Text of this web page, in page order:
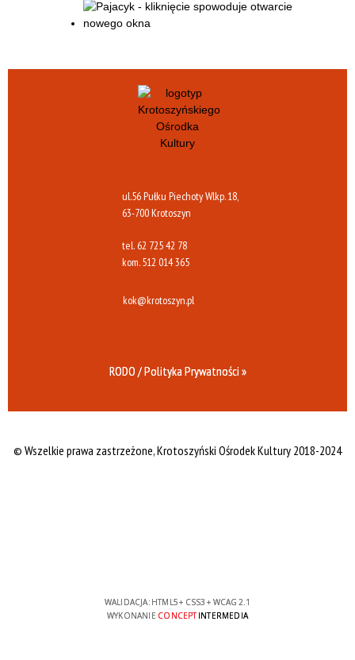
ul.56 Pułku Piechoty Wlkp. 18,
63-700 Krotoszyn
tel. 62 725 42 78
kom.512 014 365
kok@krotoszyn.pl
RODO / Polityka Prywatności »
© Wszelkie prawa zastrzeżone,Krotoszyński Ośrodek Kultury 2018-2024
WALIDACJA: HTML5+ CSS3 + WCAG 2.1
WYKONANIE CONCEPTINTERMEDIA